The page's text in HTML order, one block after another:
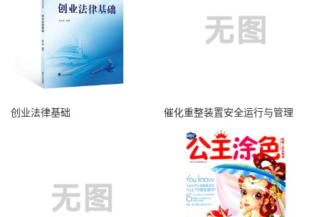
创业法律基础 催化重整装置安全运行与管理